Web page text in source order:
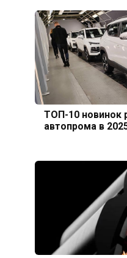
ТОП-10 новинок
автопрома в